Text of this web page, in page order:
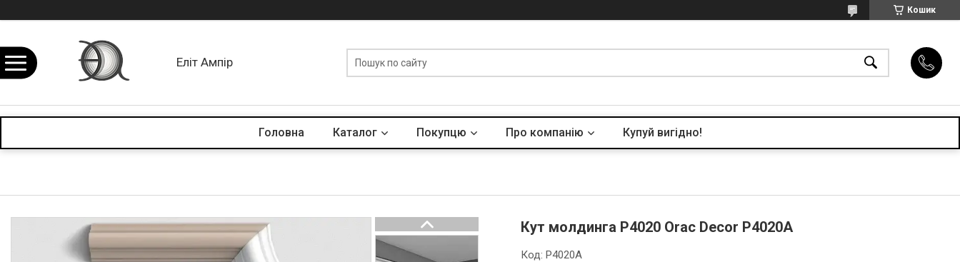
Кошик
Еліт Ампір
Головна Каталог Покупцю Про компанію Купуй вигідно!
Кут молдинга P4020 Orac Decor P4020A
Код:P4020A